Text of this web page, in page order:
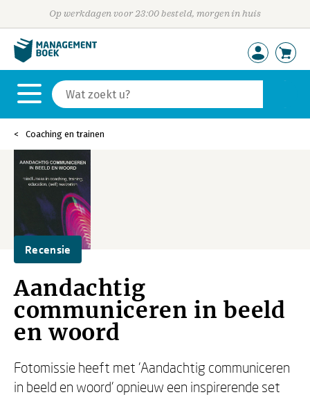
Op werkdagen voor 23:00 besteld, morgen in huis
Coaching en trainen
Recensie
Aandachtig
communiceren in beeld
en woord
Fotomissie heeft met 'Aandachtig communiceren
in beeld en woord' opnieuw een inspirerende set